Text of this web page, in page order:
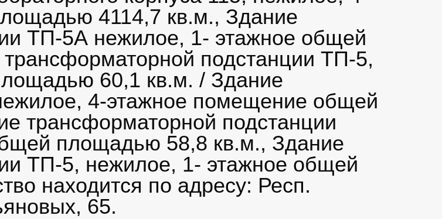
4114,7 кв.м., Здание
ТП-5А нежилое, 1- этажное общей
подстанции ТП-5,
60,1 кв.м. / Здание
4-этажное помещение общей
трансформаторной подстанции
площадью 58,8 кв.м., Здание
ТП-5, нежилое, 1- этажное общей
находится по адресу: Респ.
65.